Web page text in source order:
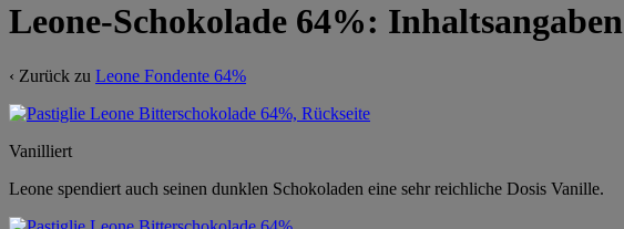
Leone-Schokolade 64%: Inhaltsangaben
‹ Zurück zu Leone Fondente 64%
Vanilliert
Leone spendiert auch seinen dunklen Schokoladen eine sehr reichliche Dosis Vanille.